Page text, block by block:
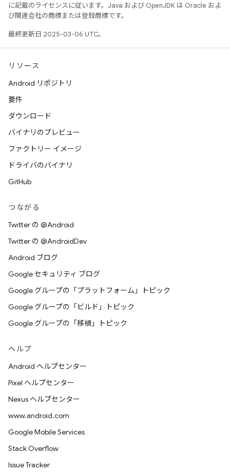
に記載のライセンスに従います。Java および OpenJDK は Oracle およ
び関連会社の商標または登録商標です。
最終更新日 2025-03-06 UTC。
リソース
Android リポジトリ
要件
ダウンロード
バイナリのプレビュー
ファクトリー イメージ
ドライバのバイナリ
GitHub
つながる
Twitter の @Android
Twitter の @AndroidDev
Android ブログ
Google セキュリティ ブログ
Google グループの「プラットフォーム」トピック
Google グループの「ビルド」トピック
Google グループの「移植」トピック
ヘルプ
Android ヘルプセンター
Pixel ヘルプセンター
Nexus ヘルプセンター
www.android.com
Google Mobile Services
Stack Overflow
Issue Tracker